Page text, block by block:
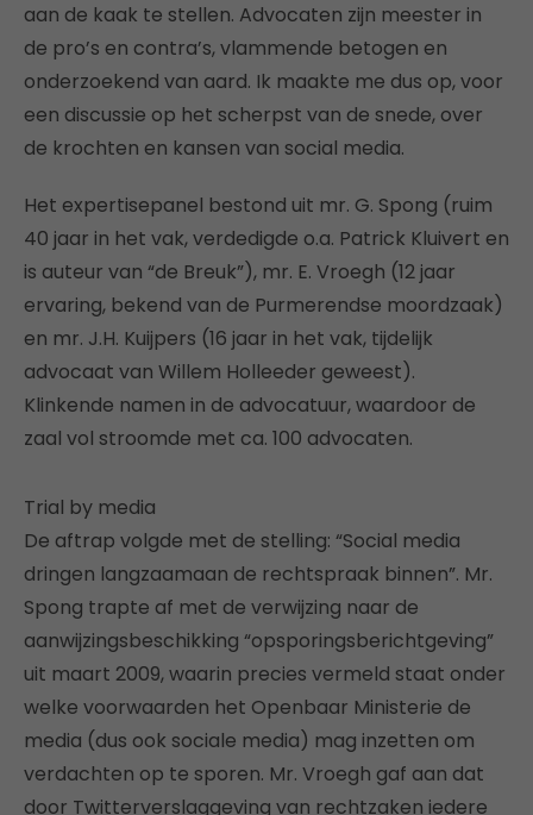
aan de kaak te stellen. Advocaten zijn meester in
de pro’s en contra’s, vlammende betogen en
onderzoekend van aard. Ik maakte me dus op, voor
een discussie op het scherpst van de snede, over
de krochten en kansen van social media.
Het expertisepanel bestond uit mr. G. Spong (ruim
40 jaar in het vak, verdedigde o.a. Patrick Kluivert en
is auteur van “de Breuk”), mr. E. Vroegh (12 jaar
ervaring, bekend van de Purmerendse moordzaak)
en mr. J.H. Kuijpers (16 jaar in het vak, tijdelijk
advocaat van Willem Holleeder geweest).
Klinkende namen in de advocatuur, waardoor de
zaal vol stroomde met ca. 100 advocaten.
Trial by media
De aftrap volgde met de stelling: “Social media
dringen langzaamaan de rechtspraak binnen”. Mr.
Spong trapte af met de verwijzing naar de
aanwijzingsbeschikking “opsporingsberichtgeving”
uit maart 2009, waarin precies vermeld staat onder
welke voorwaarden het Openbaar Ministerie de
media (dus ook sociale media) mag inzetten om
verdachten op te sporen. Mr. Vroegh gaf aan dat
door Twitterverslaggeving van rechtzaken iedere